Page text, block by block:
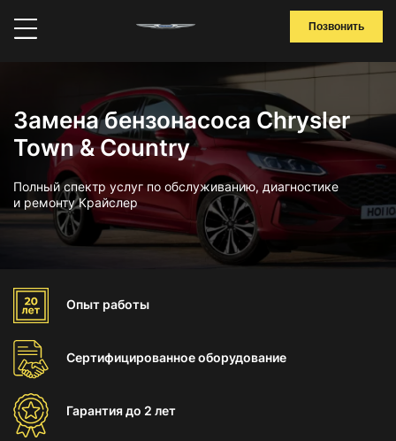
Позвонить
Замена бензонасоса Chrysler
Town & Country
Полный спектр услуг по обслуживанию, диагностике
и ремонту Крайслер
Опыт работы
Сертифицированноеоборудование
Гарантиядо 2 лет